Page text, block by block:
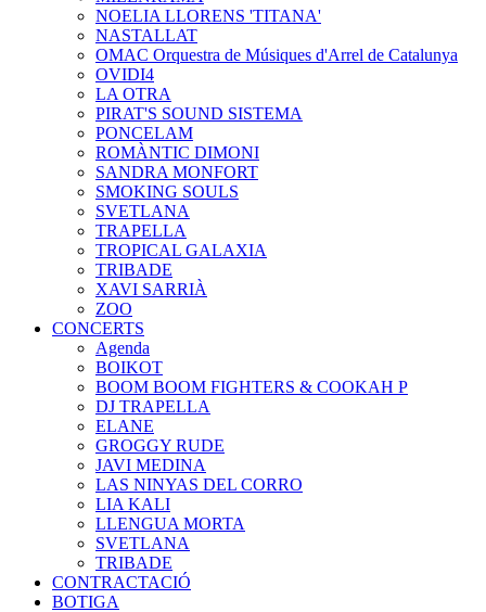
NOELIA LLORENS 'TITANA'
NASTALLAT
OMAC Orquestra de Músiques d'Arrel de Catalunya
OVIDI4
LA OTRA
PIRAT'S SOUND SISTEMA
PONCELAM
ROMÀNTIC DIMONI
SANDRA MONFORT
SMOKING SOULS
SVETLANA
TRAPELLA
TROPICAL GALAXIA
TRIBADE
XAVI SARRIÀ
ZOO
CONCERTS
Agenda
BOIKOT
BOOM BOOM FIGHTERS & COOKAH P
DJ TRAPELLA
ELANE
GROGGY RUDE
JAVI MEDINA
LAS NINYAS DEL CORRO
LIA KALI
LLENGUA MORTA
SVETLANA
TRIBADE
CONTRACTACIÓ
BOTIGA